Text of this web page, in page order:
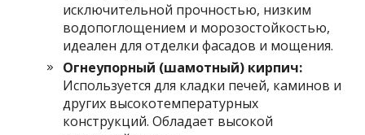
исключительной прочностью, низким
водопоглощением и морозостойкостью,
идеален для отделки фасадов и мощения.
Огнеупорный (шамотный) кирпич:
Используется для кладки печей, каминов и
других высокотемпературных
конструкций. Обладает высокой